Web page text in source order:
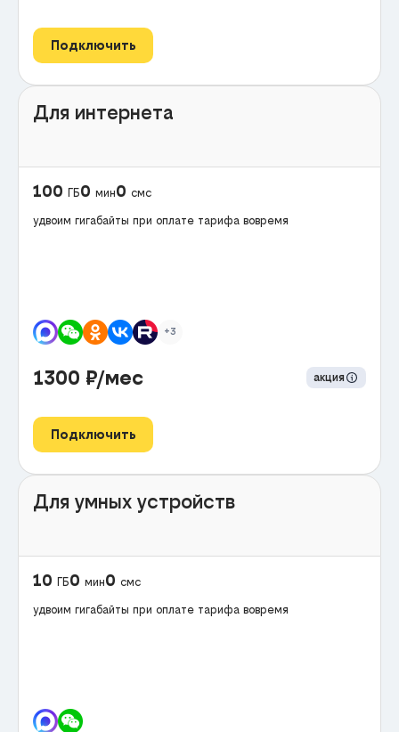
Подключить
Для интернета
100 ГБ0 мин0 смс
удвоим гигабайты при оплате тарифа вовремя
+3
1300 ₽/мес акция
Подключить
Для умных устройств
10 ГБ0 мин0 смс
удвоим гигабайты при оплате тарифа вовремя